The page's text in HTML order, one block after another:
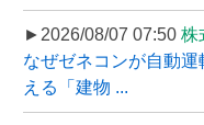
►2026/08/07 07:50 株
なぜゼネコンが自動
える「建物 ...